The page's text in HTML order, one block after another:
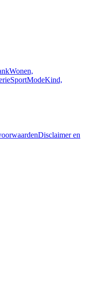
Wonen,
SportModeKind,
Disclaimer en